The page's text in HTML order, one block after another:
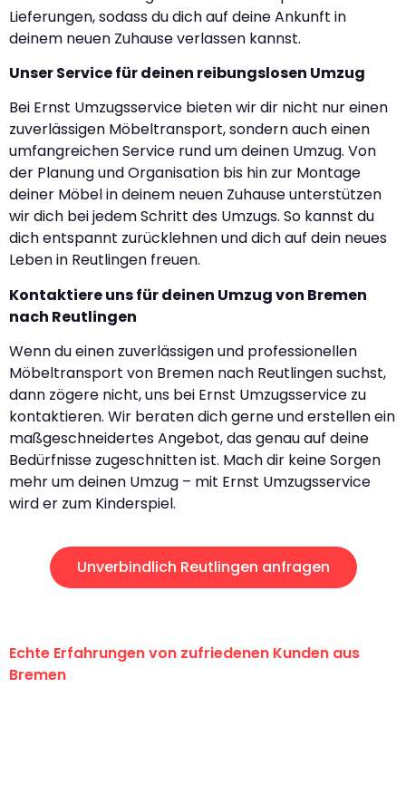
Lieferungen, sodass du dich auf deine Ankunft in
deinem neuen Zuhause verlassen kannst.
Unser Service für deinen reibungslosen Umzug
Bei Ernst Umzugsservice bieten wir dir nicht nur einen
zuverlässigen Möbeltransport, sondern auch einen
umfangreichen Service rund um deinen Umzug. Von
der Planung und Organisation bis hin zur Montage
deiner Möbel in deinem neuen Zuhause unterstützen
wir dich bei jedem Schritt des Umzugs. So kannst du
dich entspannt zurücklehnen und dich auf dein neues
Leben in Reutlingen freuen.
Kontaktiere uns für deinen Umzug von Bremen
nach Reutlingen
Wenn du einen zuverlässigen und professionellen
Möbeltransport von Bremen nach Reutlingen suchst,
dann zögere nicht, uns bei Ernst Umzugsservice zu
kontaktieren. Wir beraten dich gerne und erstellen ein
maßgeschneidertes Angebot, das genau auf deine
Bedürfnisse zugeschnitten ist. Mach dir keine Sorgen
mehr um deinen Umzug – mit Ernst Umzugsservice
wird er zum Kinderspiel.
Unverbindlich Reutlingen anfragen
Echte Erfahrungen von zufriedenen Kunden aus
Bremen